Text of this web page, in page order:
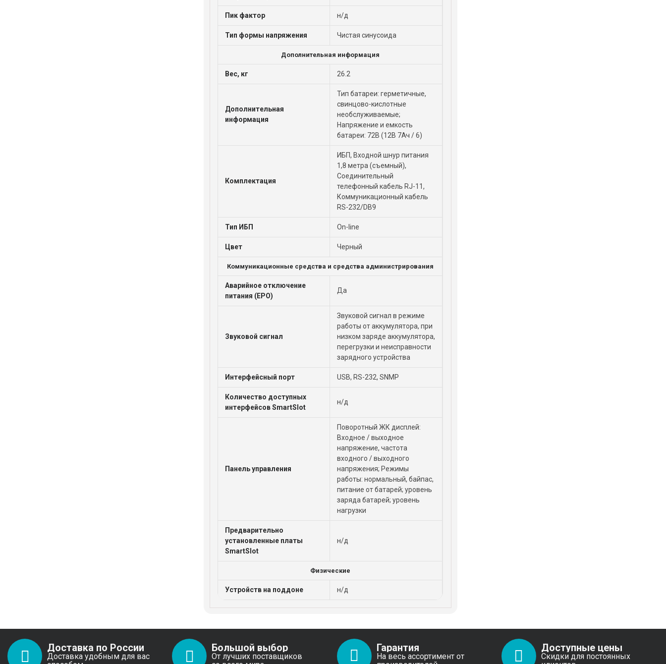
Пик фактор н/д
Тип формы напряжения Чистая синусоида
Дополнительная информация
Вес, кг 26.2
Дополнительная
информация
Тип батареи: герметичные,
свинцово-кислотные
необслуживаемые;
Напряжение и емкость
батареи: 72В (12В 7Ач / 6)
Комплектация
ИБП, Входной шнур питания
1,8 метра (съемный),
Соединительный
телефонный кабель RJ-11,
Коммуникационный кабель
RS-232/DB9
Тип ИБП On-line
Цвет Черный
Коммуникационные средства и средства администрирования
Аварийное отключение
питания (EPO)
Да
Звуковой сигнал
Звуковой сигнал в режиме
работы от аккумулятора, при
низком заряде аккумулятора,
перегрузки и неисправности
зарядного устройства
Интерфейсный порт USB, RS-232, SNMP
Количество доступных
интерфейсов SmartSlot
н/д
Панель управления
Поворотный ЖК дисплей:
Входное / выходное
напряжение, частота
входного / выходного
напряжения; Режимы
работы: нормальный, байпас,
питание от батарей; уровень
заряда батарей; уровень
нагрузки
Предварительно
установленные платы
SmartSlot
н/д
Физические
Устройств на поддоне н/д
Доставка по России
Доставка удобным для вас
Большой выбор
От лучших поставщиков
Гарантия
На весь ассортимент от
Доступные цены
Скидки для постоянных